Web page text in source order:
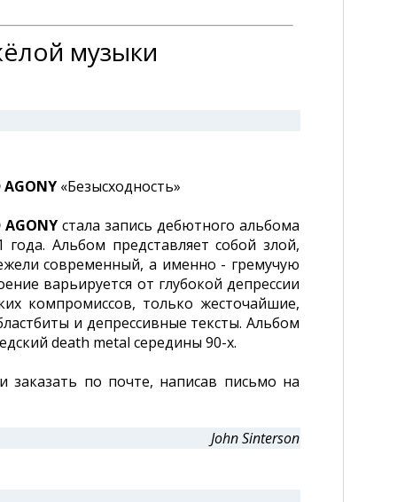
музыки
AGONY «Безысходность»
AGONY стала запись дебютного альбома
Альбом представляет собой злой,
современный, а именно - гремучую
варьируется от глубокой депрессии
компромиссов, только жесточайшие,
и депрессивные тексты. Альбом
death metal середины 90-х.
по почте, написав письмо на
John Sinterson